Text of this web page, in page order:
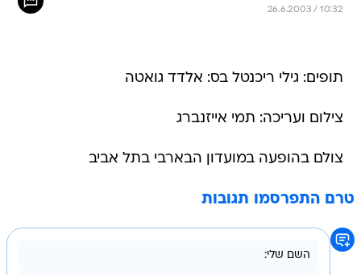
26.6.2003 / 10:32
תופים: גילי ריכנטל בס: אלדד גואטה
צילום ועריכה: תמי אייזנברג
צולם בהופעה במועדון הבארבי בתל אביב
טרם התפרסמו תגובות